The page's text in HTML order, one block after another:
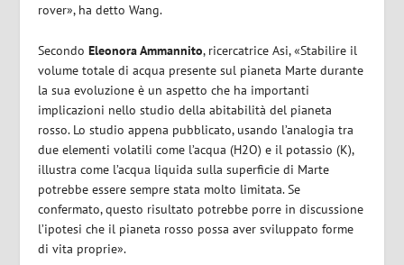
rover», ha detto Wang.
SecondoEleonora Ammannito, ricercatrice Asi, «Stabilire il
volume totale di acqua presente sul pianeta Marte durante
la sua evoluzione è un aspetto che ha importanti
implicazioni nello studio della abitabilità del pianeta
rosso. Lo studio appena pubblicato, usando l’analogia tra
due elementi volatili come l’acqua (H2O) e il potassio (K),
illustra come l’acqua liquida sulla superficie di Marte
potrebbe essere sempre stata molto limitata. Se
confermato, questo risultato potrebbe porre in discussione
l’ipotesi che il pianeta rosso possa aver sviluppato forme
di vita proprie».